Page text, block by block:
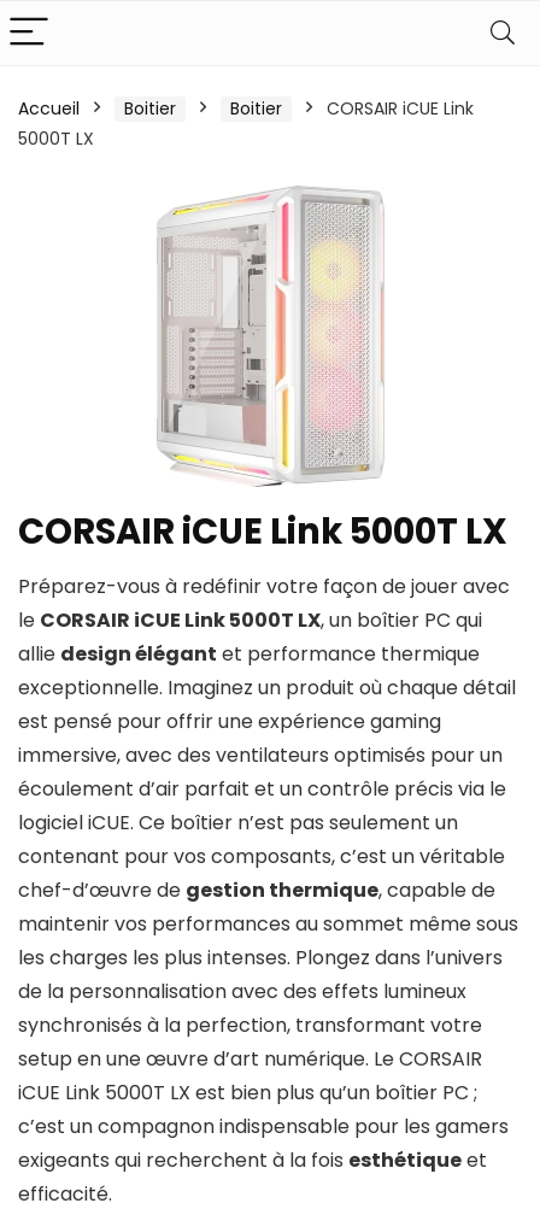
Accueil Boitier Boitier
CORSAIR iCUE Link
5000T LX
CORSAIR iCUE Link 5000T LX
Préparez-vous à redéfinir votre façon de jouer avec
le CORSAIR iCUE Link 5000T LX, un boîtier PC qui
allie design élégant et performance thermique
exceptionnelle. Imaginez un produit où chaque détail
est pensé pour offrir une expérience gaming
immersive, avec des ventilateurs optimisés pour un
écoulement d’air parfait et un contrôle précis via le
logiciel iCUE. Ce boîtier n’est pas seulement un
contenant pour vos composants, c’est un véritable
chef-d’œuvre de gestion thermique, capable de
maintenir vos performances au sommet même sous
les charges les plus intenses. Plongez dans l’univers
de la personnalisation avec des effets lumineux
synchronisés à la perfection, transformant votre
setup en une œuvre d’art numérique. Le CORSAIR
iCUE Link 5000T LX est bien plus qu’un boîtier PC ;
c’est un compagnon indispensable pour les gamers
exigeants qui recherchent à la fois esthétiqueet
efficacité.